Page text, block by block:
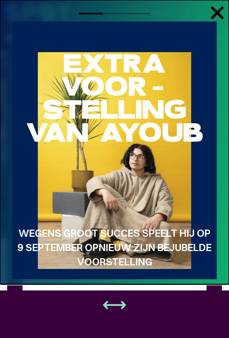
Contact
Meet the band Longread
MEET THE BAND:
EXTRA
VOOR-
STELLING
VAN AYOUB
WEGENS GROOT SUCCES SPEELT HIJ OP
9 SEPTEMBER OPNIEUW ZIJN BEJUBELDE
VOORSTELLING